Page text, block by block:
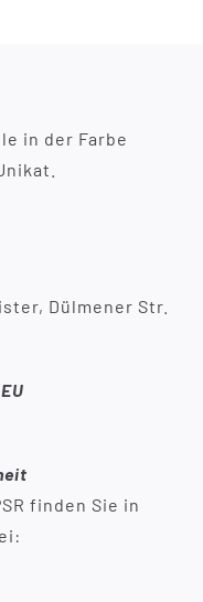
in der Farbe
Dülmener Str.
finden Sie in